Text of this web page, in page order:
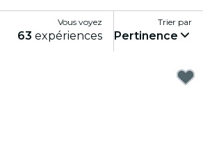
Vous voyez
63 expériences
Trier par
Pertinence